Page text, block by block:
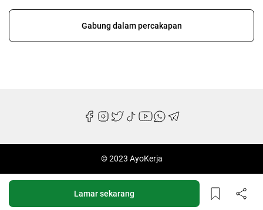
Lamar sekarang
Gabung dalam percakapan
© 2023 AyoKerja